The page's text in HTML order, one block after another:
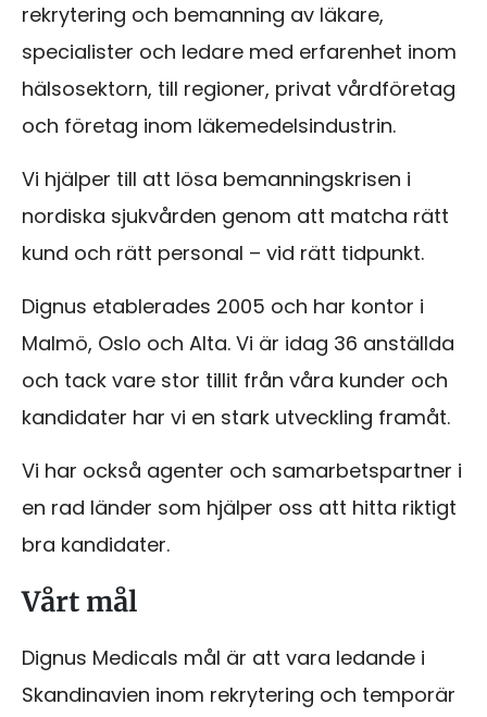
rekrytering och bemanning av läkare,
specialister och ledare med erfarenhet inom
hälsosektorn, till regioner, privat vårdföretag
och företag inom läkemedelsindustrin.
Vi hjälper till att lösa bemanningskrisen i
nordiska sjukvården genom att matcha rätt
kund och rätt personal – vid rätt tidpunkt.
Dignus etablerades 2005 och har kontor i
Malmö, Oslo och Alta. Vi är idag 36 anställda
och tack vare stor tillit från våra kunder och
kandidater har vi en stark utveckling framåt.
Vi har också agenter och samarbetspartner i
en rad länder som hjälper oss att hitta riktigt
bra kandidater.
Vårt mål
Dignus Medicals mål är att vara ledande i
Skandinavien inom rekrytering och temporär